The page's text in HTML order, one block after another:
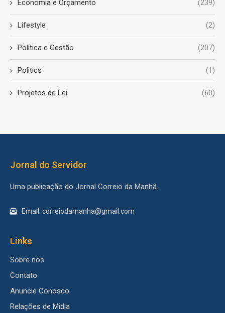
Economia e Orçamento (239)
Lifestyle (2)
Política e Gestão (207)
Politics (1)
Projetos de Lei (60)
Jornal do Servidor
Uma publicação do Jornal Correio da Manhã.
Email: correiodamanha@gmail.com
Links
Sobre nós
Contato
Anuncie Conosco
Relações de Midia